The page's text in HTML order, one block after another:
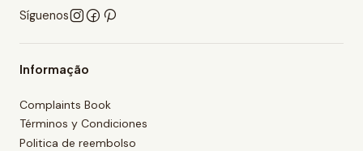
Síguenos
Informação
Complaints Book
Términos y Condiciones
Politica de reembolso